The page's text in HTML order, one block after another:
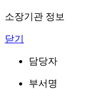
소장기관 정보
닫기
담당자
부서명